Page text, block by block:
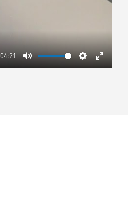
04:21
Mute Settings
Enter